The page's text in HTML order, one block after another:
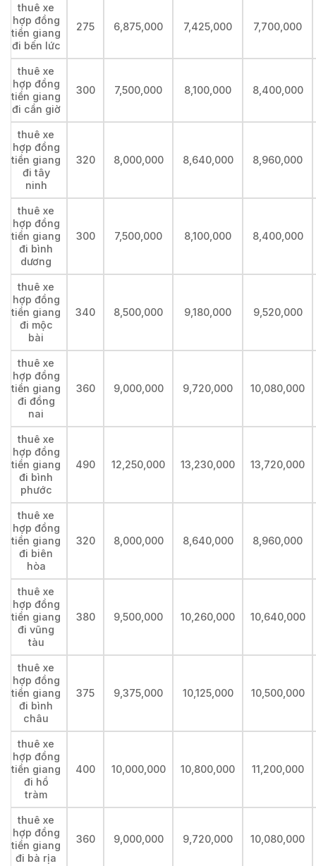
thuê xe
hợp đồng
tiền giang
đi bến lức
275 6,875,000 7,425,000 7,700,000
thuê xe
hợp đồng
tiền giang
đi cần giờ
300 7,500,000 8,100,000 8,400,000
thuê xe
hợp đồng
tiền giang
đi tây
ninh
320 8,000,000 8,640,000 8,960,000
thuê xe
hợp đồng
tiền giang
đi bình
dương
300 7,500,000 8,100,000 8,400,000
thuê xe
hợp đồng
tiền giang
đi mộc
bài
340 8,500,000 9,180,000 9,520,000
thuê xe
hợp đồng
tiền giang
đi đồng
nai
360 9,000,000 9,720,000 10,080,000
thuê xe
hợp đồng
tiền giang
đi bình
phước
490 12,250,000 13,230,000 13,720,000
thuê xe
hợp đồng
tiền giang
đi biên
hòa
320 8,000,000 8,640,000 8,960,000
thuê xe
hợp đồng
tiền giang
đi vũng
tàu
380 9,500,000 10,260,000 10,640,000
thuê xe
hợp đồng
tiền giang
đi bình
châu
375 9,375,000 10,125,000 10,500,000
thuê xe
hợp đồng
tiền giang
đi hồ
tràm
400 10,000,000 10,800,000 11,200,000
thuê xe
hợp đồng
tiền giang
đi bà rịa
360 9,000,000 9,720,000 10,080,000